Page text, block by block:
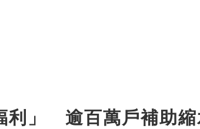
利」 逾百萬戶補助縮